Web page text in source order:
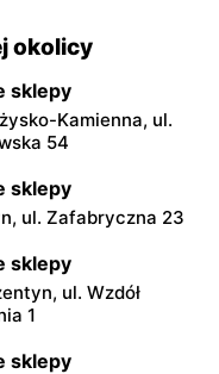
okolicy
sklepy
Kamienna, ul.
54
sklepy
ul. Zafabryczna 23
sklepy
ul. Wzdół
1
sklepy